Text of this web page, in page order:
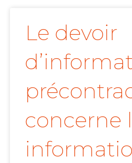
Le devoir
concerne